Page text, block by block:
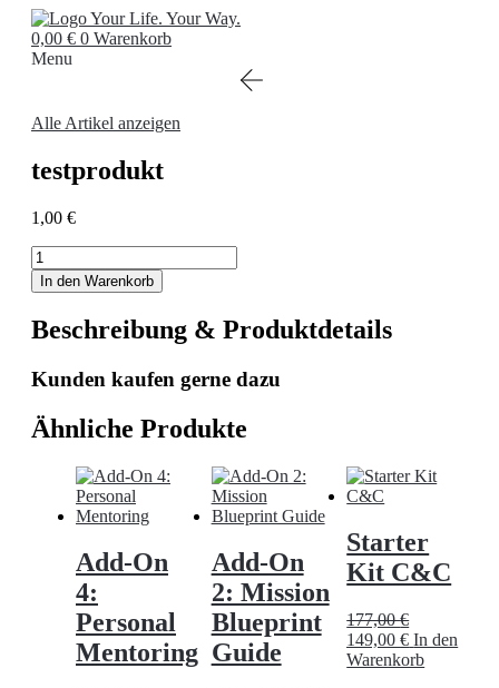
Zum
Inhalt
springen
0,00 € 0 Warenkorb
Menu
Alle Artikel anzeigen
testprodukt
1,00 €
testprodukt
Menge
In den Warenkorb
Beschreibung & Produktdetails
Kunden kaufen gerne dazu
Ähnliche Produkte
Add-On
4:
Personal
Mentoring
Add-On
2: Mission
Blueprint
Guide
Starter
Kit C&C
177,00€
Ursprünglicher
Preis
149,00€Aktueller
Preis
In den
Warenkorb